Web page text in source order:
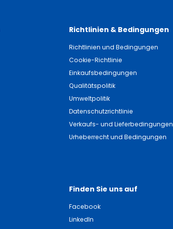
Richtlinien & Bedingungen
Richtlinien und Bedingungen
Cookie-Richtlinie
Einkaufsbedingungen
Qualitätspolitik
Umweltpolitik
Datenschutzrichtlinie
Verkaufs- und Lieferbedingungen
Urheberrecht und Bedingungen
Finden Sie uns auf
Facebook
LinkedIn